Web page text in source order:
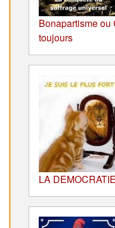
Bonapartisme ou
toujours
LA